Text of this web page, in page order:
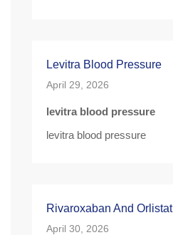
Levitra Blood Pressure
April 29, 2026
levitra blood pressure
levitra blood pressure
Rivaroxaban And Orlistat
April 30, 2026